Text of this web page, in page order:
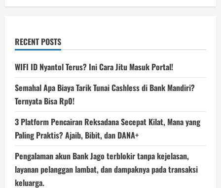
RECENT POSTS
WIFI ID Nyantol Terus? Ini Cara Jitu Masuk Portal!
Semahal Apa Biaya Tarik Tunai Cashless di Bank Mandiri?
Ternyata Bisa Rp0!
3 Platform Pencairan Reksadana Secepat Kilat, Mana yang
Paling Praktis? Ajaib, Bibit, dan DANA+
Pengalaman akun Bank Jago terblokir tanpa kejelasan,
layanan pelanggan lambat, dan dampaknya pada transaksi
keluarga.